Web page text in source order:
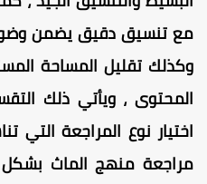
تنسيق دقيق يضمن وضوح
تقليل المساحة
، ويأتي ذلك
نوع المراجعة التي
منهج الماث بشكل